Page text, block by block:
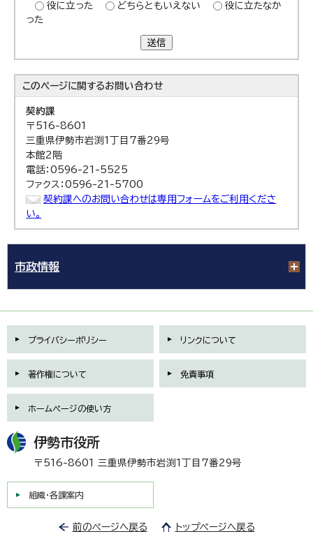
役に立った
どちらともいえない
役に立たなか
った
送信
このページに関するお問い合わせ
契約課
〒516-8601
三重県伊勢市岩渕1丁目7番29号
本館2階
電話：0596-21-5525
ファクス：0596-21-5700
契約課へのお問い合わせは専用フォームをご利用くださ
い。
市政情報
プライバシーポリシー リンクについて
著作権について 免責事項
ホームページの使い方
伊勢市役所
〒516-8601 三重県伊勢市岩渕1丁目7番29号
組織・各課案内
前のページへ戻る トップページへ戻る